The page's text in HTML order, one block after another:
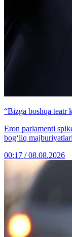
“Bizga boshqa teatr
Eron parlamenti
bog‘liq
00:17 / 08.08.2026